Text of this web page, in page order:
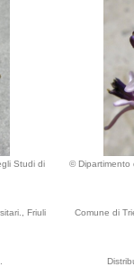
Studi di
Friuli
© Dipartimento
Comune di